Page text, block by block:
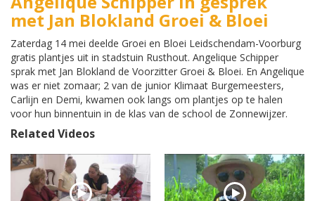
met Jan Blokland Groei & Bloei
Zaterdag 14 mei deelde Groei en Bloei Leidschendam-Voorburg
gratis plantjes uit in stadstuin Rusthout. Angelique Schipper
sprak met Jan Blokland de Voorzitter Groei & Bloei. En Angelique
was er niet zomaar; 2 van de junior Klimaat Burgemeesters,
Carlijn en Demi, kwamen ook langs om plantjes op te halen
voor hun binnentuin in de klas van de school de Zonnewijzer.
Related Videos